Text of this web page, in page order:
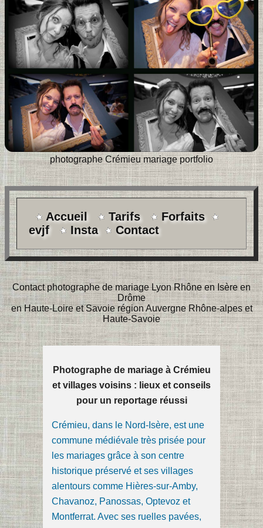
photographe Crémieu mariage portfolio
Accueil Tarifs
Forfaits
evjf
Insta Contact
Contact photographe de mariage Lyon Rhône en Isère en
Drôme
en Haute-Loire et Savoie région Auvergne Rhône-alpes et
Haute-Savoie
Photographe de mariage à Crémieu
et villages voisins : lieux et conseils
pour un reportage réussi
Crémieu, dans le Nord-Isère, est une
commune médiévale très prisée pour
les mariages grâce à son centre
historique préservé et ses villages
alentours comme Hières-sur-Amby,
Chavanoz, Panossas, Optevoz et
Montferrat. Avec ses ruelles pavées,